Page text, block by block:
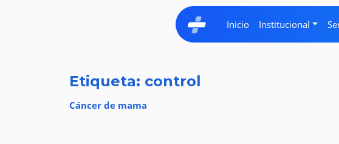
Inicio Institucional
Etiqueta: control
Cáncer de mama